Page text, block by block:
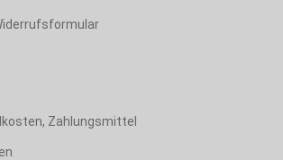
Zahlungsmittel